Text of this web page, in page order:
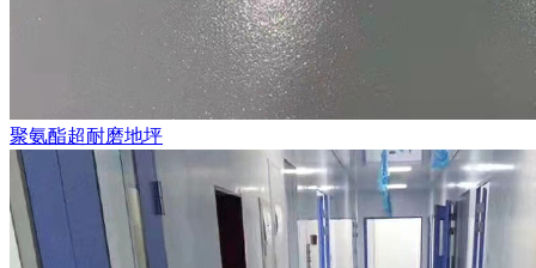
聚氨酯超耐磨地坪